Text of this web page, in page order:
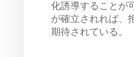
化誘導することが
が確立されれば、
期待されている。